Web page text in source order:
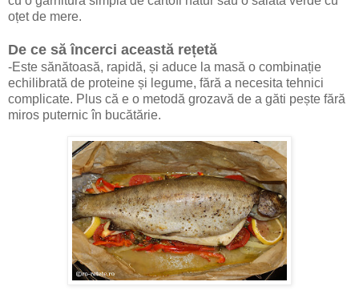
oțet de mere.
De ce să încerci această rețetă
-Este sănătoasă, rapidă, și aduce la masă o combinație
echilibrată de proteine și legume, fără a necesita tehnici
complicate. Plus că e o metodă grozavă de a găti pește fără
miros puternic în bucătărie.